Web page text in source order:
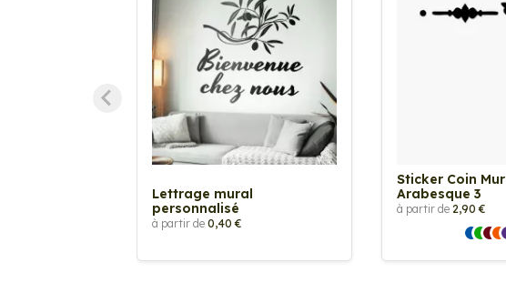
Lettrage mural
personnalisé
à partir de 0,40 €
Sticker Coin Mur
Arabesque 3
à partir de 2,90 €